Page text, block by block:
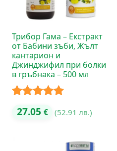
Трибор Гама – Екстракт
от Бабини зъби, Жълт
кантарион и
Джинджифил при болки
в гръбнака – 500 мл
Оценено с
27.05 € (52.91 лв.)